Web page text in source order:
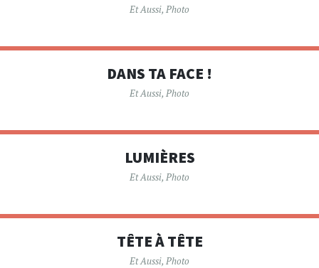
Et Aussi, Photo
DANS TA FACE !
Et Aussi, Photo
LUMIÈRES
Et Aussi, Photo
TÊTE À TÊTE
Et Aussi, Photo